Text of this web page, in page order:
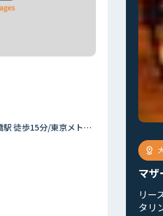
ウス レコーディングスタジオ
ルで高音質、レコーディング＆マス
フトが全て最新バージョンになりま